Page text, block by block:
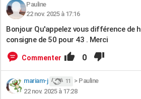
Pauline
22 nov. 2025 à 17:16
Bonjour Qu'appelez vous différence de
consigne de 50 pour 43 . Merci
Commenter 0
mariam-j 11 > Pauline
22 nov. 2025 à 17:28